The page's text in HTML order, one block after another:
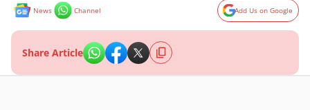
News Channel Add Us on Google
Share Article